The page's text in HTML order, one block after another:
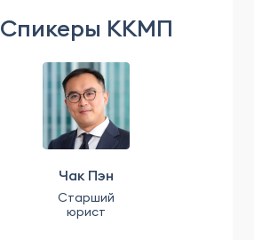
Спикеры ККМП
Чак Пэн
Старший
юрист